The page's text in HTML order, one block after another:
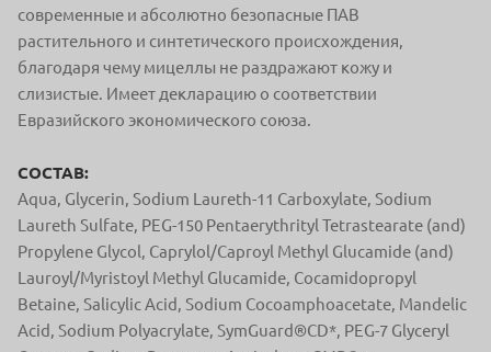
современные и абсолютно безопасные ПАВ
растительного и синтетического происхождения,
благодаря чему мицеллы не раздражают кожу и
слизистые. Имеет декларацию о соответствии
Евразийского экономического союза.
СОСТАВ:
Aqua, Glycerin, Sodium Laureth-11 Carboxylate, Sodium
Laureth Sulfate, PEG-150 Pentaerythrityl Tetrastearate (and)
Propylene Glycol, Caprylol/Caproyl Methyl Glucamide (and)
Lauroyl/Myristoyl Methyl Glucamide, Cocamidopropyl
Betaine, Salicylic Acid, Sodium Cocoamphoacetate, Mandelic
Acid, Sodium Polyacrylate, SymGuard®CD*, PEG-7 Glyceryl